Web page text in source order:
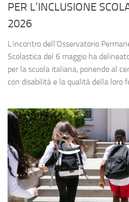
PER L’INCLUSIONE
2026
L’incontro dell’Osservatorio
Scolastica del 6 maggio ha
per la scuola italiana, ponendo al
con disabilità e la qualità della loro